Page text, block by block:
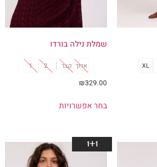
XL
שמלת נילה בורדו
ארוך קצר 2
1
₪329.00
בחר אפשרויות
1+1